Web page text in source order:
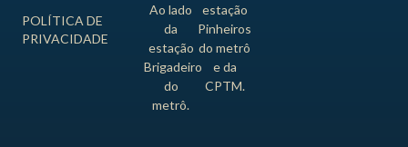
POLÍTICA DE
PRIVACIDADE
Ao lado
da
estação
Brigadeiro
do
metrô.
estação
Pinheiros
do metrô
e da
CPTM.